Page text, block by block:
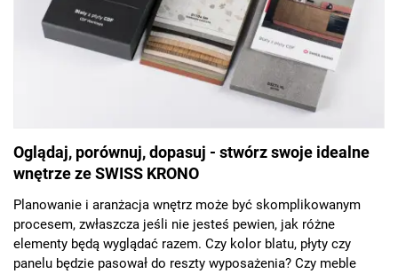
Oglądaj, porównuj, dopasuj - stwórz swoje idealne
wnętrze ze SWISS KRONO
Planowanie i aranżacja wnętrz może być skomplikowanym
procesem, zwłaszcza jeśli nie jesteś pewien, jak różne
elementy będą wyglądać razem. Czy kolor blatu, płyty czy
panelu będzie pasował do reszty wyposażenia? Czy meble